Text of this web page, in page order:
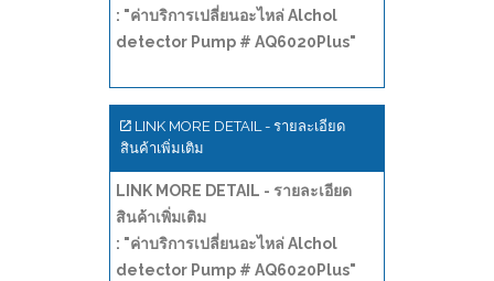
: "ค่าบริการเปลี่ยนอะไหล่ Alchol
detector Pump # AQ6020Plus"
LINK MORE DETAIL - รายละเอียด
สินค้าเพิ่มเติม
LINK MORE DETAIL - รายละเอียด
สินค้าเพิ่มเติม
: "ค่าบริการเปลี่ยนอะไหล่ Alchol
detector Pump # AQ6020Plus"